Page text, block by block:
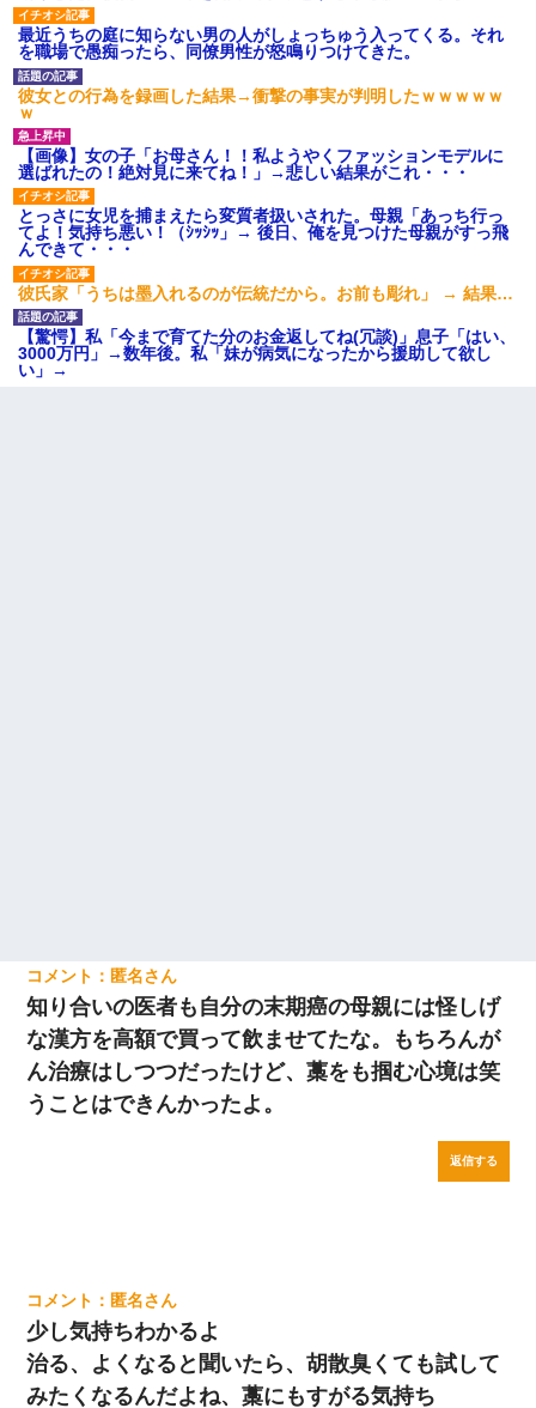
ワイアラサー主婦、昨晩久しぶりに夫と致した結果ｗｗｗｗｗ
最近うちの庭に知らない男の人がしょっちゅう入ってくる。それ
を職場で愚痴ったら、同僚男性が怒鳴りつけてきた。
彼女との行為を録画した結果→衝撃の事実が判明したｗｗｗｗｗ
ｗ
【画像】女の子「お母さん！！私ようやくファッションモデルに
選ばれたの！絶対見に来てね！」→悲しい結果がこれ・・・
とっさに女児を捕まえたら変質者扱いされた。母親「あっち行っ
てよ！気持ち悪い！（ｼｯｼｯ」→ 後日、俺を見つけた母親がすっ飛
んできて・・・
彼氏家「うちは墨入れるのが伝統だから。お前も彫れ」 → 結果…
【驚愕】私「今まで育てた分のお金返してね(冗談)」息子「はい、
3000万円」→数年後。私「妹が病気になったから援助して欲し
い」→
匿名
知り合いの医者も自分の末期癌の母親には怪しげ
な漢方を高額で買って飲ませてたな。もちろんが
ん治療はしつつだったけど、藁をも掴む心境は笑
うことはできんかったよ。
返信する
匿名
少し気持ちわかるよ
治る、よくなると聞いたら、胡散臭くても試して
みたくなるんだよね、藁にもすがる気持ち